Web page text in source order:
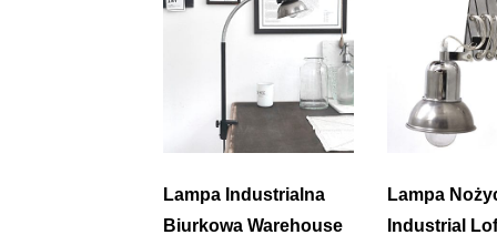
Lampa Industrialna
Biurkowa Warehouse
Lampa
Industrial